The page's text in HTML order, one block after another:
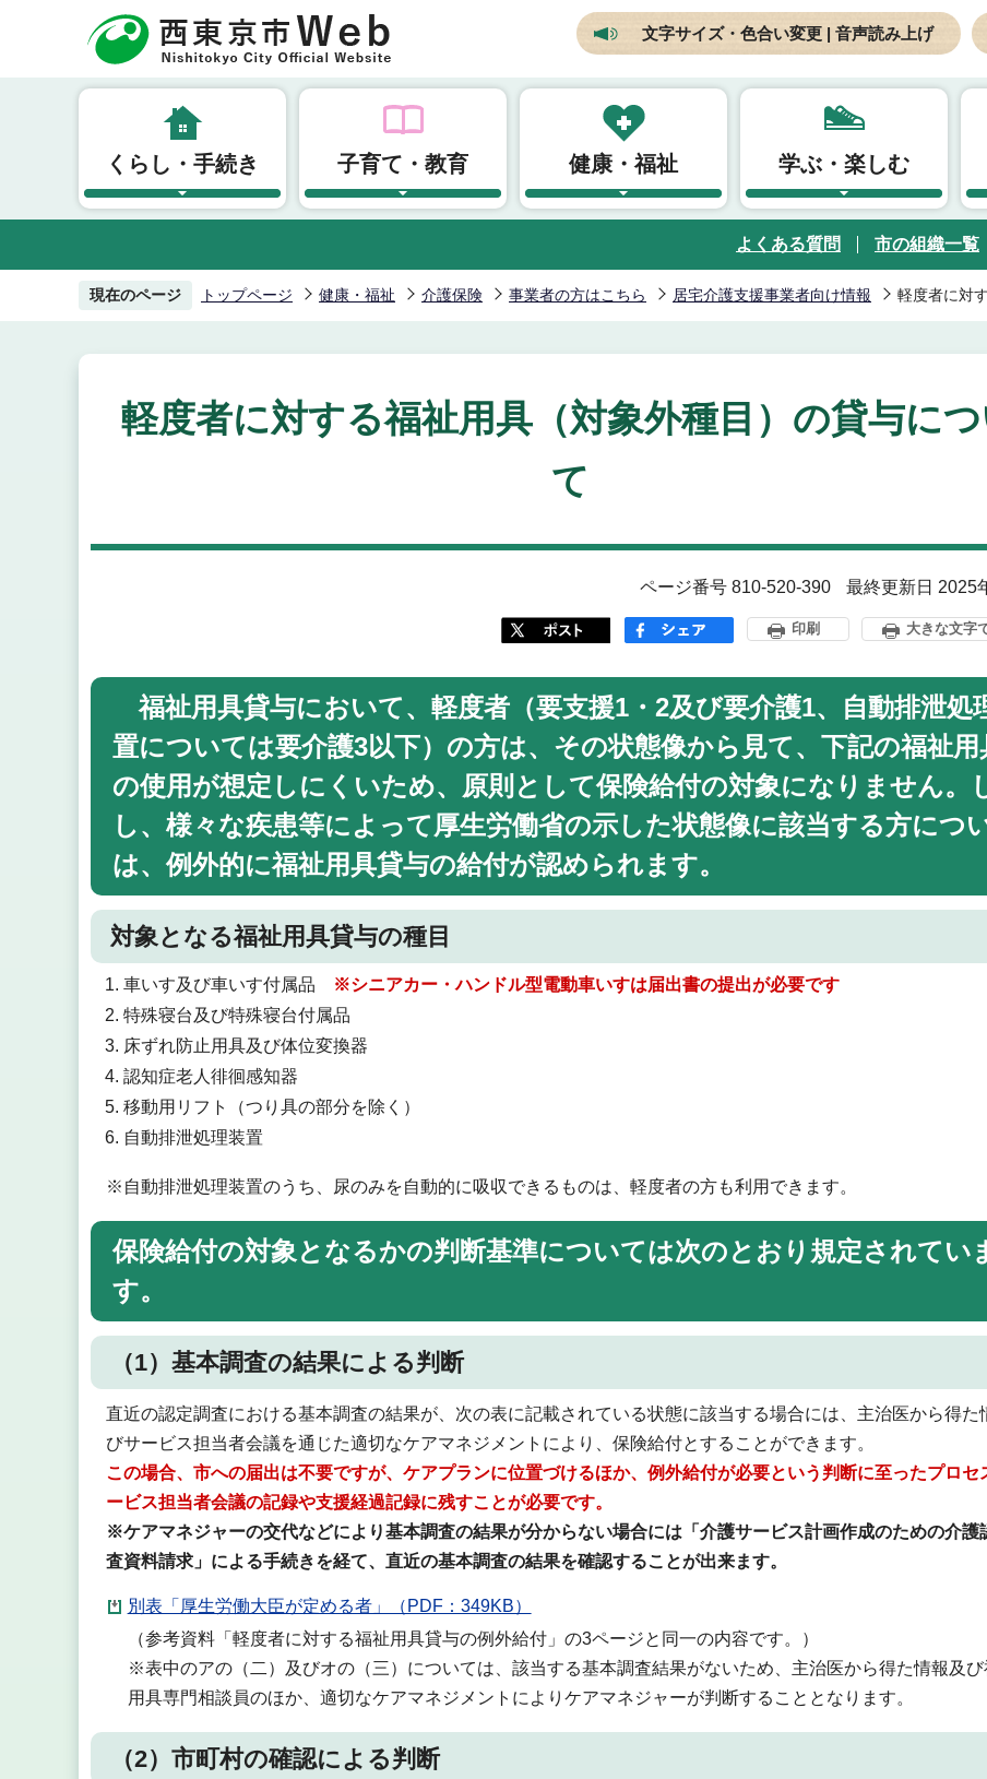
頭
文字サイズ・色合い変更 | 音声読み上げ
くらし・手続き 子育て・教育 健康・福祉 学ぶ・楽しむ
よくある質問 市の組織一覧
現在のページ トップページ 健康・福祉 介護保険 事業者の方はこちら 居宅介護支援事業者向け情報 軽度者に対
軽度者に対する福祉用具（対象外種目）の貸与に
て
ページ番号 810-520-390 最終更新日 2025
印刷 大きな文字
福祉用具貸与において、軽度者（要支援1・2及び要介護1、自動排泄処
置については要介護3以下）の方は、その状態像から見て、下記の福祉用
の使用が想定しにくいため、原則として保険給付の対象になりません。
し、様々な疾患等によって厚生労働省の示した状態像に該当する方につ
は、例外的に福祉用具貸与の給付が認められます。
対象となる福祉用具貸与の種目
車いす及び車いす付属品
※シニアカー・ハンドル型電動車いすは届出書の提出が必要です
特殊寝台及び特殊寝台付属品
床ずれ防止用具及び体位変換器
認知症老人徘徊感知器
移動用リフト（つり具の部分を除く）
自動排泄処理装置
※自動排泄処理装置のうち、尿のみを自動的に吸収できるものは、軽度者の方も利用できます。
保険給付の対象となるかの判断基準については次のとおり規定されてい
す。
（1）基本調査の結果による判断
直近の認定調査における基本調査の結果が、次の表に記載されている状態に該当する場合には、主治医から得た
びサービス担当者会議を通じた適切なケアマネジメントにより、保険給付とすることができます。
この場合、市への届出は不要ですが、ケアプランに位置づけるほか、例外給付が必要という判断に至ったプロセ
ービス担当者会議の記録や支援経過記録に残すことが必要です。
※ケアマネジャーの交代などにより基本調査の結果が分からない場合には「介護サービス計画作成のための介護
査資料請求」による手続きを経て、直近の基本調査の結果を確認することが出来ます。
別表「厚生労働大臣が定める者」（PDF：349KB）
（参考資料「軽度者に対する福祉用具貸与の例外給付」の3ページと同一の内容です。）
※表中のアの（二）及びオの（三）については、該当する基本調査結果がないため、主治医から得た情報及び
用具専門相談員のほか、適切なケアマネジメントによりケアマネジャーが判断することとなります。
（2）市町村の確認による判断